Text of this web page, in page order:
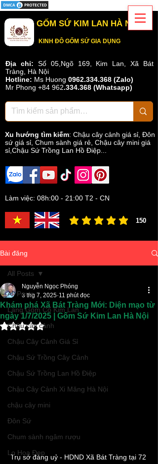
GỐM SỨ KIM LAN HÀ NỘI
KINH ĐÔ GỐM SỨ GIA DỤNG
Địa chỉ: Số 05,Ngõ 169, Kim Lan, Xã Bát
Tràng, Hà Nội
Hotline: Ms Huong 0962.334.368 (Zalo)
Mr Phong +84 962.334.368 (Whatsapp)
Xu hướng tìm kiếm: Chậu cây cảnh giá sỉ Đôn
sứ giá sỉ Chum sành giá rẻ Chậu cây mini giá
sỉ,Chậu Sứ Trồng Lan Hồ Điệp...
Làm việc: 08h:00 - 21:00 T2 - CN
150
đánh giá trung bình là 3 /5,
Bài đăng
All Posts
Làng Gốm Cổ Kim Lan
Chậu cây cảnh
Chậu Cây Cảnh Giá Sỉ
Chậu Sứ Trồng Cây Cảnh
Chậu Sứ Trồng Lan Hồ Điệp
Chậu Cây Cảnh Xi Măng Hà Nội
chậu cây mini
Đôn Sứ
Chum sành ngâm rượu
Lọ Hoa Đẹp
All Posts
Khám phá Xã Bát Tràng Mới: Diện mạo từ
ngày 1/7/2025 | Gốm Sứ Kim Lan Hà Nội
Nguyễn Ngọc Phóng
3 thg 7, 2025 11 phút đọc
Đã xếp hạng NaN/5 sao.
Trụ sở đảng uỷ - HDND Xã Bát Tràng tại 72